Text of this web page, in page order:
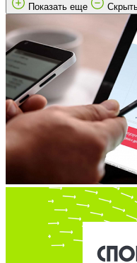
Показать еще